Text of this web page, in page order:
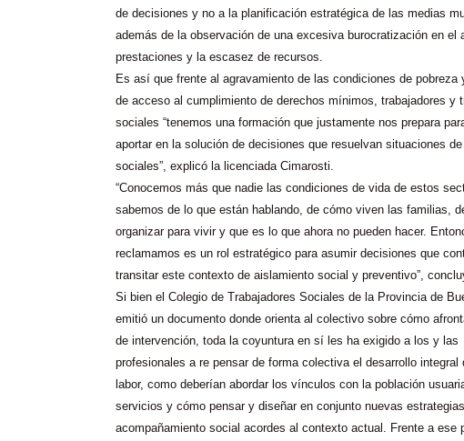
de decisiones y no a la planificación estratégica de las medias
además de la observación de una excesiva burocratización en el
prestaciones y la escasez de recursos.
Es así que frente al agravamiento de las condiciones de pobreza
de acceso al cumplimiento de derechos mínimos, trabajadores y
sociales “tenemos una formación que justamente nos prepara
aportar en la solución de decisiones que resuelvan situaciones
sociales”, explicó la licenciada Cimarosti.
“Conocemos más que nadie las condiciones de vida de estos
sabemos de lo que están hablando, de cómo viven las familias,
organizar para vivir y que es lo que ahora no pueden hacer.
reclamamos es un rol estratégico para asumir decisiones que
transitar este contexto de aislamiento social y preventivo”,
Si bien el Colegio de Trabajadores Sociales de la Provincia de
emitió un documento donde orienta al colectivo sobre cómo
de intervención, toda la coyuntura en sí les ha exigido a los y las
profesionales a re pensar de forma colectiva el desarrollo integral
labor, como deberían abordar los vínculos con la población
servicios y cómo pensar y diseñar en conjunto nuevas
acompañamiento social acordes al contexto actual. Frente a ese